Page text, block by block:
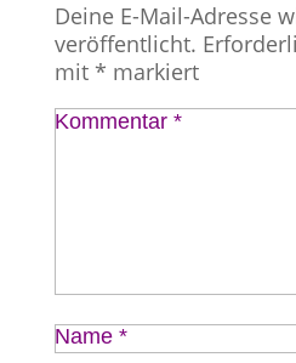
Deine E-Mail-Adresse
veröffentlicht.
mit * markiert
Kommentar *
Name *